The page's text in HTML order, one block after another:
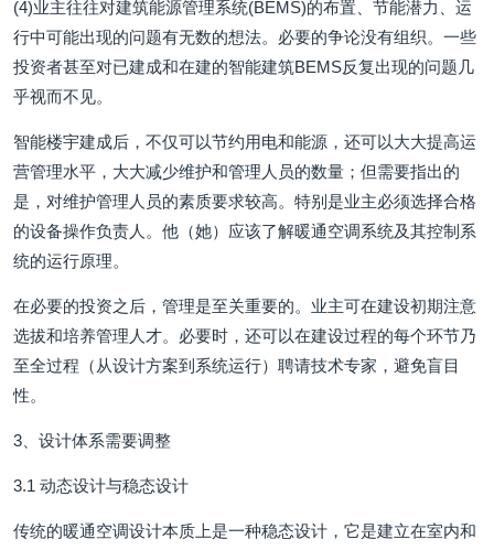
(4)业主往往对建筑能源管理系统(BEMS)的布置、节能潜力、运
行中可能出现的问题有无数的想法。必要的争论没有组织。一些
投资者甚至对已建成和在建的智能建筑BEMS反复出现的问题几
乎视而不见。
智能楼宇建成后，不仅可以节约用电和能源，还可以大大提高运
营管理水平，大大减少维护和管理人员的数量；但需要指出的
是，对维护管理人员的素质要求较高。特别是业主必须选择合格
的设备操作负责人。他（她）应该了解暖通空调系统及其控制系
统的运行原理。
在必要的投资之后，管理是至关重要的。业主可在建设初期注意
选拔和培养管理人才。必要时，还可以在建设过程的每个环节乃
至全过程（从设计方案到系统运行）聘请技术专家，避免盲目
性。
3、设计体系需要调整
3.1 动态设计与稳态设计
传统的暖通空调设计本质上是一种稳态设计，它是建立在室内和